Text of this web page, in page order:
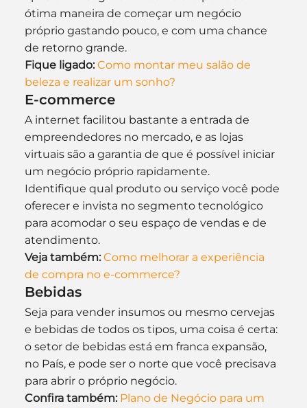
ótima maneira de começar um negócio
próprio gastando pouco, e com uma chance
de retorno grande.
Fique ligado: Como montar meu salão de
beleza e realizar um sonho?
E-commerce
A internet facilitou bastante a entrada de
empreendedores no mercado, e as lojas
virtuais são a garantia de que é possível iniciar
um negócio próprio rapidamente.
Identifique qual produto ou serviço você pode
oferecer e invista no segmento tecnológico
para acomodar o seu espaço de vendas e de
atendimento.
Veja também: Como melhorar a experiência
de compra no e-commerce?
Bebidas
Seja para vender insumos ou mesmo cervejas
e bebidas de todos os tipos, uma coisa é certa:
o setor de bebidas está em franca expansão,
no País, e pode ser o norte que você precisava
para abrir o próprio negócio.
Confira também: Plano de Negócio para um